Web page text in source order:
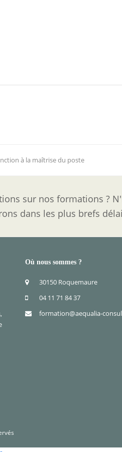
à la maîtrise du poste
sur nos formations ?
dans les plus brefs
Où nous sommes ?
30150 Roquemaure
04 11 71 84 37
formation@aequalia-